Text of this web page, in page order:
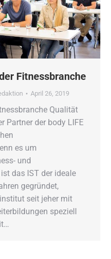
Fitnessbranche
April 26, 2019
Qualität
Partner der body LIFE
es um
und
das IST der ideale
gegründet,
seit jeher mit
speziell